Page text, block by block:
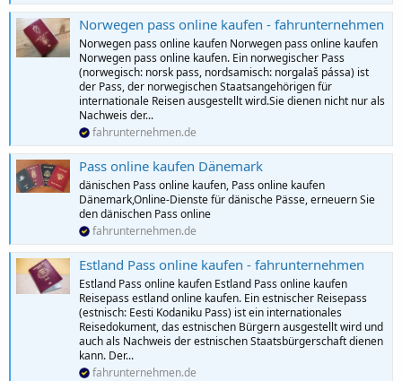
Norwegen pass online kaufen - fahrunternehmen
Norwegen pass online kaufen Norwegen pass online kaufen
Norwegen pass online kaufen. Ein norwegischer Pass
(norwegisch: norsk pass, nordsamisch: norgalaš pássa) ist
der Pass, der norwegischen Staatsangehörigen für
internationale Reisen ausgestellt wird.Sie dienen nicht nur als
Nachweis der...
fahrunternehmen.de
Pass online kaufen Dänemark
dänischen Pass online kaufen, Pass online kaufen
Dänemark,Online-Dienste für dänische Pässe, erneuern Sie
den dänischen Pass online
fahrunternehmen.de
Estland Pass online kaufen - fahrunternehmen
Estland Pass online kaufen Estland Pass online kaufen
Reisepass estland online kaufen. Ein estnischer Reisepass
(estnisch: Eesti Kodaniku Pass) ist ein internationales
Reisedokument, das estnischen Bürgern ausgestellt wird und
auch als Nachweis der estnischen Staatsbürgerschaft dienen
kann. Der...
fahrunternehmen.de